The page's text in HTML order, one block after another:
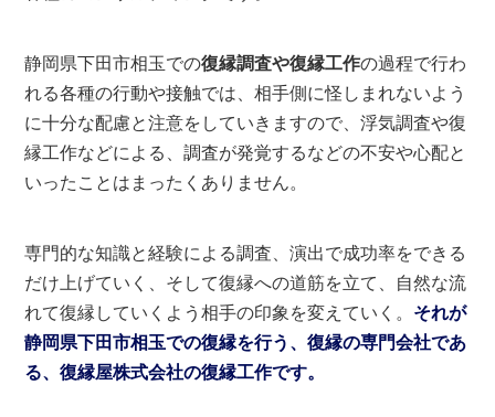
静岡県下田市相玉での復縁調査や復縁工作の過程で行わ
れる各種の行動や接触では、相手側に怪しまれないよう
に十分な配慮と注意をしていきますので、浮気調査や復
縁工作などによる、調査が発覚するなどの不安や心配と
いったことはまったくありません。
専門的な知識と経験による調査、演出で成功率をできる
だけ上げていく、そして復縁への道筋を立て、自然な流
れて復縁していくよう相手の印象を変えていく。 それが
静岡県下田市相玉での復縁を行う、復縁の専門会社であ
る、復縁屋株式会社の復縁工作です。